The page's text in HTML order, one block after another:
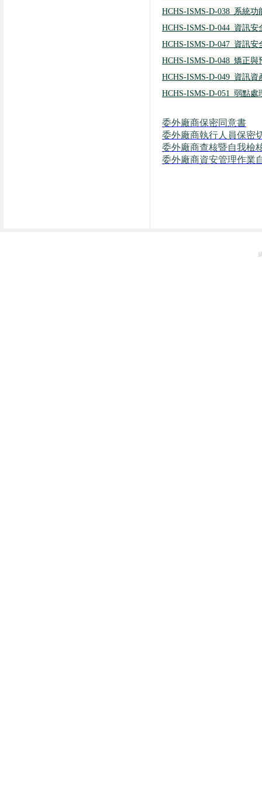
HCHS-ISMS-D-038_系統功
HCHS-ISMS-D-044_資訊
HCHS-ISMS-D-047_資訊
HCHS-ISMS-D-048_矯正與
HCHS-ISMS-D-049_資訊
HCHS-ISMS-D-051_弱點處
委外廠商保密同意書
委外廠商執行人員保密
委外廠商查核暨自我檢
委外廠商資安管理作業